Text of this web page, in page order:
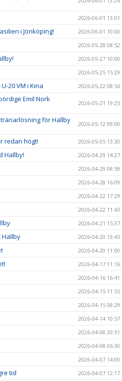
2026-06-01 13:01
i Jönköping! 2026-06-01 10:00
2026-05-28 08:52
2026-05-27 10:00
2026-05-25 15:29
20 VM i Kina 2026-05-22 08:56
Emil Nork
2026-05-21 19:25
för Hallby
2026-05-12 09:00
redan högt! 2026-05-05 13:30
Hallby! 2026-04-29 14:27
2026-04-29 08:59
2026-04-28 16:09
2026-04-22 17:29
2026-04-22 11:43
2026-04-21 15:37
Hallby 2026-04-20 13:45
2026-04-20 11:00
2026-04-17 11:16
2026-04-16 16:41
2026-04-15 11:55
2026-04-15 08:29
2026-04-14 10:57
2026-04-08 20:31
2026-04-08 06:30
2026-04-07 14:00
tid 2026-04-07 12:17